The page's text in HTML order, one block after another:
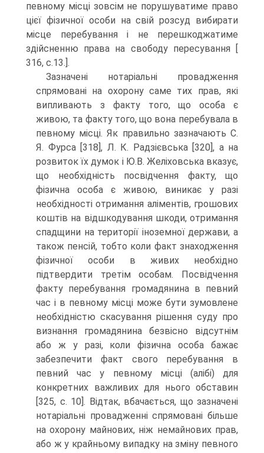
певному місці зовсім не порушуватиме право
цієї фізичної особи на свій розсуд вибирати
місце перебування і не перешкоджатиме
здійсненню права на свободу пересування [
316, c.13.].
Зазначені нотаріальні провадження
спрямовані на охорону саме тих прав, які
випливають з факту того, що особа є
живою, та факту того, що вона перебувала в
певному місці. Як правильно зазначають С.
Я. Фурса [318], Л. К. Радзієвська [320], а на
розвиток їх думок і Ю.В. Желіховська вказує,
що необхідність посвідчення факту, що
фізична особа є живою, виникає у разі
необхідності отримання аліментів, грошових
коштів на відшкодування шкоди, отримання
спадщини на території іноземної держави, а
також пенсій, тобто коли факт знаходження
фізичної особи в живих необхідно
підтвердити третім особам. Посвідчення
факту перебування громадянина в певний
час і в певному місці може бути зумовлене
необхідністю скасування рішення суду про
визнання громадянина безвісно відсутнім
або ж у разі, коли фізична особа бажає
забезпечити факт свого перебування в
певний час у певному місці (алібі) для
конкретних важливих для нього обставин
[325, с. 10]. Відтак, вбачається, що зазначені
нотаріальні провадженні спрямовані більше
на охорону майнових, ніж немайнових прав,
або ж у крайньому випадку на зміну певного